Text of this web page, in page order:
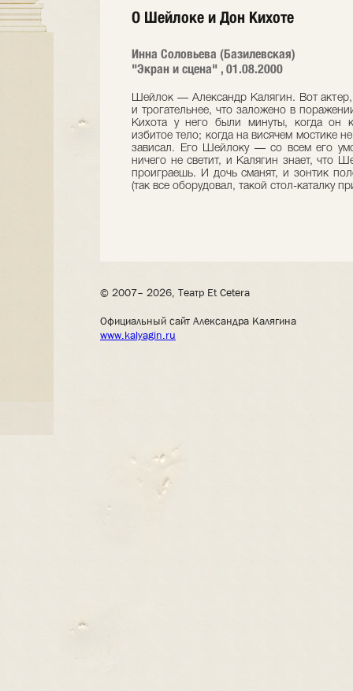
О Шейлоке и Дон Кихоте
Инна Соловьева (Базилевская)
"Экран и сцена" , 01.08.2000
Шейлок — Александр Калягин. Вот актер,
и трогательнее, что заложено в
Кихота у него были минуты, когда он
избитое тело; когда на висячем мостике
зависал. Его Шейлоку — со всем его
ничего не светит, и Калягин знает, что
проиграешь. И дочь сманят, и зонтик
(так все оборудовал, такой стол-каталку
© 2007– 2026, Театр Et Cetera
Официальный сайт Александра Калягина
www.kalyagin.ru